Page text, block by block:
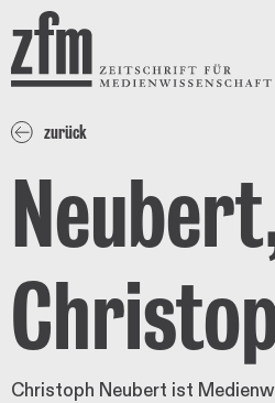
Direkt zum Inhalt
ZEITSCHRIFT FÜR
MEDIENWISSENSCHAFT
zurück
Christoph Neubert ist